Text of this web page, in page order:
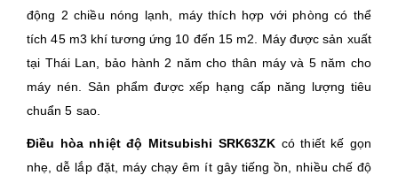
động 2 chiều nóng lạnh, máy thích hợp với phòng có thể
tích 45 m3 khí tương ứng 10 đến 15 m2. Máy được sản xuất
tại Thái Lan, bảo hành 2 năm cho thân máy và 5 năm cho
máy nén. Sản phẩm được xếp hạng cấp năng lượng tiêu
chuẩn 5 sao.
Điều hòa nhiệt độ Mitsubishi SRK63ZK có thiết kế gọn
nhẹ, dễ lắp đặt, máy chạy êm ít gây tiếng ồn, nhiều chế độ